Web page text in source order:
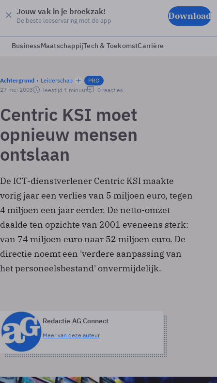
Jouw vak in je broekzak!
De beste leeservaring met de app Download
BusinessMaatschappijTech & ToekomstCarrière
Achtergrond Leiderschap
PRO
27 mei 2003
leestijd 1 minuut 0 reacties
Centric KSI moet
opnieuw mensen
ontslaan
De ICT-dienstverlener Centric KSI maakte
vorig jaar een verlies van 5 miljoen euro, tegen
4 miljoen een jaar eerder. De netto-omzet
daalde ten opzichte van 2001 eveneens sterk:
van 74 miljoen euro naar 52 miljoen euro. De
directie noemt een 'verdere aanpassing van
het personeelsbestand' onvermijdelijk.
Redactie AG Connect
Meer van deze auteur